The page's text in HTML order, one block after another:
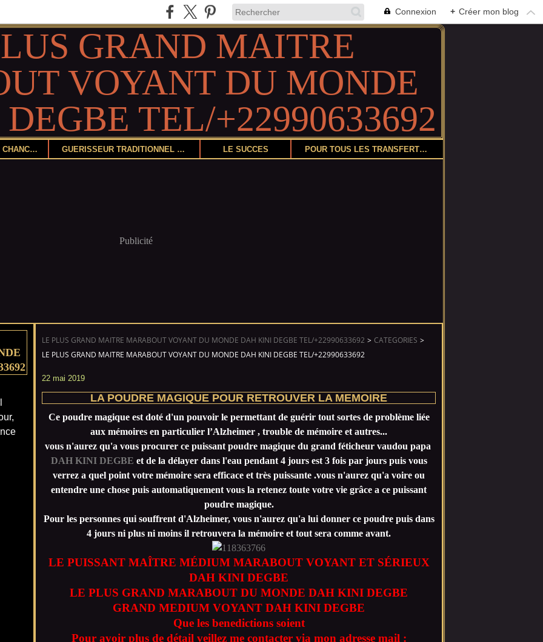
Connexion + Créer mon blog
DEVENIR CHANCEUX GUÉRISSEUR TRADITIONNEL ET HERBORISTE LE SUCCÈS POUR TOUS LES TRANSFERTS DE COLIS
Publicité
LE PLUS GRAND MAITRE MARABOUT VOYANT DU MONDE DAH KINI DEGBE TEL/+22990633692 > CATEGORIES >
LE PLUS GRAND MAITRE MARABOUT VOYANT DU MONDE DAH KINI DEGBE TEL/+22990633692
22 mai 2019
LA POUDRE MAGIQUE POUR RETROUVER LA MEMOIRE
Ce poudre magique est doté d'un pouvoir le permettant de guérir tout sortes de problème liée
aux mémoires en particulier l’Alzheimer , trouble de mémoire et autres...
vous n'aurez qu'a vous procurer ce puissant poudre magique du grand féticheur vaudou papa
DAH KINI DEGBE et de la délayer dans l'eau pendant 4 jours est 3 fois par jours puis vous
verrez a quel point votre mémoire sera efficace et très puissante .vous n'aurez qu'a voire ou
entendre une chose puis automatiquement vous la retenez toute votre vie grâce a ce puissant
poudre magique.
Pour les personnes qui souffrent d'Alzheimer, vous n'aurez qu'a lui donner ce poudre puis dans
4 jours ni plus ni moins il retrouvera la mémoire et tout sera comme avant.
LE PUISSANT MAÎTRE MÉDIUM MARABOUT VOYANT ET SÉRIEUX
DAH KINI DEGBE
LE PLUS GRAND MARABOUT DU MONDE DAH KINI DEGBE
GRAND MEDIUM VOYANT DAH KINI DEGBE
Que les benedictions soient
Pour avoir plus de détail veillez me contacter via mon adresse mail :